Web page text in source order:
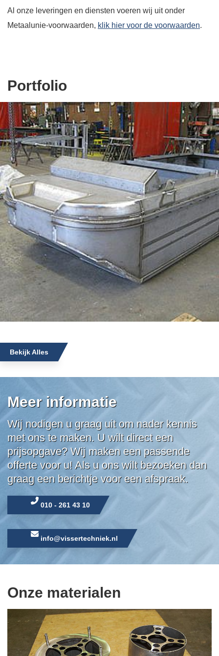
Al onze leveringen en diensten voeren wij uit onder
Metaalunie-voorwaarden, klik hier voor de voorwaarden.
Portfolio
Bekijk Alles
Meer informatie
Wij nodigen u graag uit om nader kennis
met ons te maken. U wilt direct een
prijsopgave? Wij maken een passende
offerte voor u! Als u ons wilt bezoeken dan
graag een berichtje voor een afspraak.
010 - 261 43 10
info@vissertechniek.nl
Onze materialen